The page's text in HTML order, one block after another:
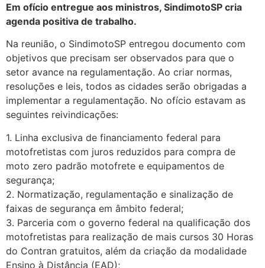
Em ofício entregue aos ministros, SindimotoSP cria
agenda positiva de trabalho.
Na reunião, o SindimotoSP entregou documento com
objetivos que precisam ser observados para que o
setor avance na regulamentação. Ao criar normas,
resoluções e leis, todos as cidades serão obrigadas a
implementar a regulamentação. No ofício estavam as
seguintes reivindicações:
1. Linha exclusiva de financiamento federal para
motofretistas com juros reduzidos para compra de
moto zero padrão motofrete e equipamentos de
segurança;
2. Normatização, regulamentação e sinalização de
faixas de segurança em âmbito federal;
3. Parceria com o governo federal na qualificação dos
motofretistas para realização de mais cursos 30 Horas
do Contran gratuitos, além da criação da modalidade
Ensino à Distância (EAD);